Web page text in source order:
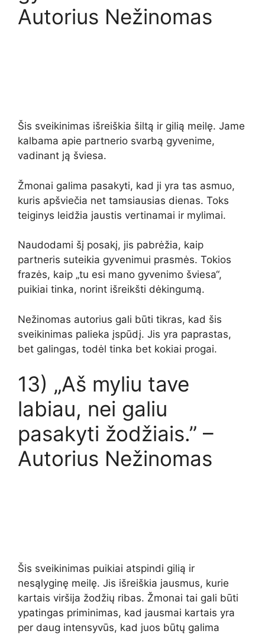
Autorius Nežinomas
Šis sveikinimas išreiškia šiltą ir gilią meilę. Jame
kalbama apie partnerio svarbą gyvenime,
vadinant ją šviesa.
Žmonai galima pasakyti, kad ji yra tas asmuo,
kuris apšviečia net tamsiausias dienas. Toks
teiginys leidžia jaustis vertinamai ir mylimai.
Naudodami šį posakį, jis pabrėžia, kaip
partneris suteikia gyvenimui prasmės. Tokios
frazės, kaip „tu esi mano gyvenimo šviesa“,
puikiai tinka, norint išreikšti dėkingumą.
Nežinomas autorius gali būti tikras, kad šis
sveikinimas palieka įspūdį. Jis yra paprastas,
bet galingas, todėl tinka bet kokiai progai.
13) „Aš myliu tave
labiau, nei galiu
pasakyti žodžiais.” –
Autorius Nežinomas
Šis sveikinimas puikiai atspindi gilią ir
nesąlyginę meilę. Jis išreiškia jausmus, kurie
kartais viršija žodžių ribas. Žmonai tai gali būti
ypatingas priminimas, kad jausmai kartais yra
per daug intensyvūs, kad juos būtų galima